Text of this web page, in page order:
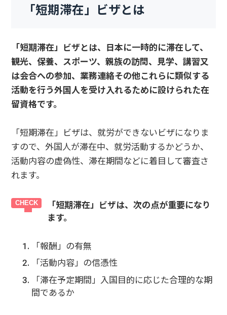
「短期滞在」ビザとは
「短期滞在」ビザとは、日本に一時的に滞在して、
観光、保養、スポーツ、親族の訪問、見学、講習又
は会合への参加、業務連絡その他これらに類似する
活動を行う外国人を受け入れるために設けられた在
留資格です。
「短期滞在」ビザは、就労ができないビザになりま
すので、外国人が滞在中、就労活動するかどうか、
活動内容の虚偽性、滞在期間などに着目して審査さ
れます。
「短期滞在」ビザは、次の点が重要になり
ます。
「報酬」の有無
「活動内容」の信憑性
「滞在予定期間」入国目的に応じた合理的な期
間であるか